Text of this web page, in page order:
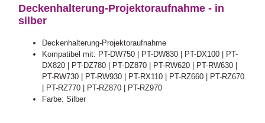
Deckenhalterung-Projektoraufnahme - in
silber
Deckenhalterung-Projektoraufnahme
Kompatibel mit: PT-DW750 | PT-DW830 | PT-DX100 | PT-
DX820 | PT-DZ780 | PT-DZ870 | PT-RW620 | PT-RW630 |
PT-RW730 | PT-RW930 | PT-RX110 | PT-RZ660 | PT-RZ670
| PT-RZ770 | PT-RZ870 | PT-RZ970
Farbe: Silber